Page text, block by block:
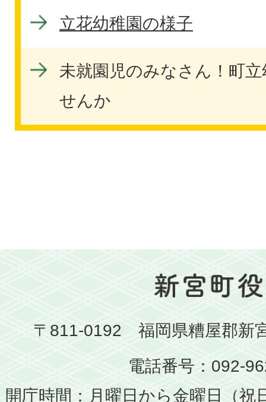
立花幼稚園の様子
未就園児のみなさん！町
せんか
〒811-0192 福岡県糟屋郡新
電話番号：092-
開庁時間：月曜日から金曜日（祝